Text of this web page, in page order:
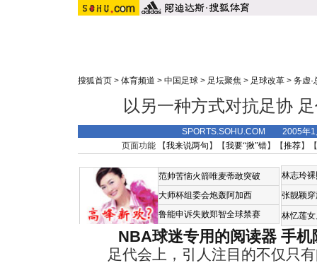
搜狐首页 > 体育频道 > 中国足球 > 足坛聚焦 > 足球改革 > 务虚·
以另一种方式对抗足协
SPORTS.SOHU.COM 2005年
页面功能 【我来说两句 】【我要“揪”错】【推荐】
范帅苦恼火箭唯麦蒂敢突破
大师杯组委会炮轰阿加西
鲁能申诉失败郑智全球禁赛
林志玲
张靓颖
林忆莲
NBA球迷专用的阅读器 手机
足代会上，引人注目的不仅只有